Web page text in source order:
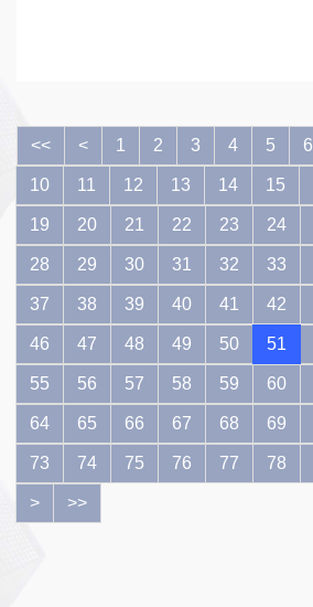
<< < 1 2 3 4 5 6
10 11 12 13 14 15
19 20 21 22 23 24
28 29 30 31 32 33
37 38 39 40 41 42
46 47 48 49 50 51
55 56 57 58 59 60
64 65 66 67 68 69
73 74 75 76 77 78
> >>